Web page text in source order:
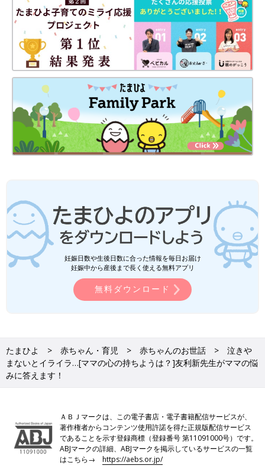
妊娠日数や生後日数に合った情報を毎日お届け
妊娠中から産後まで長く使える無料アプリ
無料ダウンロード
たまひよ 赤ちゃん・育児 赤ちゃんのお世話
泣きや
まないとイライラ…[ママの心の持ちようは？]友利新先生がママの悩
みに答えます！
ＡＢＪマークは、この電子書店・電子書籍配信サービスが、
著作権者からコンテンツ使用許諾を得た正規版配信サービス
であることを示す登録商標（登録番号 第11091000号）です。
ABJマークの詳細、ABJマークを掲示しているサービスの一覧
はこちら→https://aebs.or.jp/